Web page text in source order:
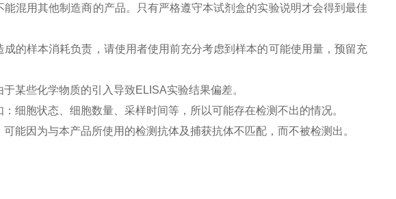
混用其他制造商的产品。只有严格遵守本试剂盒的实验说明才会得到最佳
的样本消耗负责，请使用者使用前充分考虑到样本的可能使用量，预留充
某些化学物质的引入导致ELISA实验结果偏差。
细胞状态、细胞数量、采样时间等，所以可能存在检测不出的情况。
能因为与本产品所使用的检测抗体及捕获抗体不匹配，而不被检测出。